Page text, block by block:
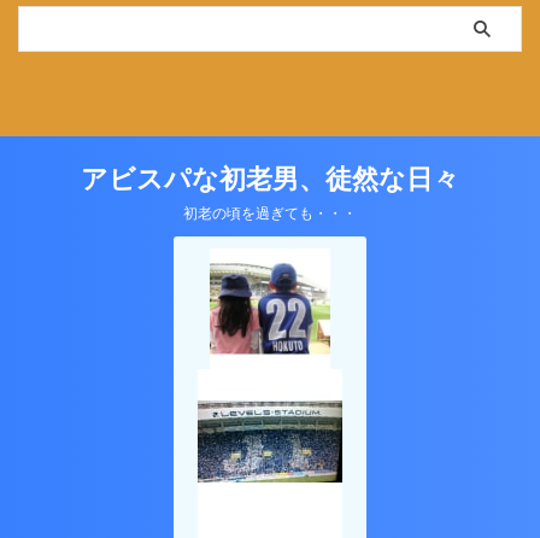
アビスパな初老男、徒然な日々
初老の頃を過ぎても・・・